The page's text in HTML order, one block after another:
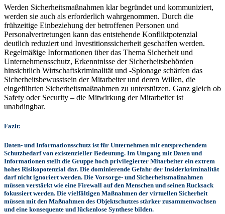
Werden Sicherheitsmaßnahmen klar begründet und kommuniziert,
werden sie auch als erforderlich wahrgenommen. Durch die
frühzeitige Einbeziehung der betroffenen Personen und
Personalvertretungen kann das entstehende Konfliktpotenzial
deutlich reduziert und Investitionssicherheit geschaffen werden.
Regelmäßige Informationen über das Thema Sicherheit und
Unternehmensschutz, Erkenntnisse der Sicherheitsbehörden
hinsichtlich Wirtschaftskriminalität und -Spionage schärfen das
Sicherheitsbewusstsein der Mitarbeiter und deren Willen, die
eingeführten Sicherheitsmaßnahmen zu unterstützen. Ganz gleich ob
Safety oder Security – die Mitwirkung der Mitarbeiter ist
unabdingbar.
Fazit:
Daten- und Informationsschutz ist für Unternehmen mit entsprechendem
Schutzbedarf von existenzieller Bedeutung. Im Umgang mit Daten und
Informationen stellt die Gruppe hoch privilegierter Mitarbeiter ein extrem
hohes Risikopotenzial dar. Die dominierende Gefahr der Insiderkriminalität
darf nicht ignoriert werden. Die Vorsorge- und Sicherheitsmaßnahmen
müssen verstärkt wie eine Firewall auf den Menschen und seinen Rucksack
fokussiert werden. Die vielfältigen Maßnahmen der virtuellen Sicherheit
müssen mit den Maßnahmen des Objektschutzes stärker zusammenwachsen
und eine konsequente und lückenlose Synthese bilden.